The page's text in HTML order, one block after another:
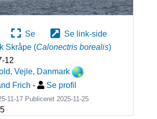
Se
Se link-side
Skråpe (Calonectris borealis)
12
Vejle, Danmark
Frich - Se profil
11-17 Publiceret 2025-11-25